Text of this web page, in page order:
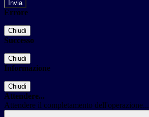
Errore
Chiudi
Successo
Chiudi
Informazione
Chiudi
Attendere...
Attendere il completamento dell'operazione...